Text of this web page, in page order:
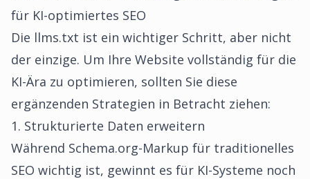
für KI-optimiertes SEO
Die llms.txt ist ein wichtiger Schritt, aber nicht
der einzige. Um Ihre Website vollständig für die
KI-Ära zu optimieren, sollten Sie diese
ergänzenden Strategien in Betracht ziehen:
1. Strukturierte Daten erweitern
Während Schema.org-Markup für traditionelles
SEO wichtig ist, gewinnt es für KI-Systeme noch